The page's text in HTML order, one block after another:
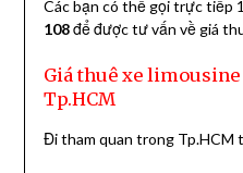
Các bạn có thể gọi trực tiếp
108để được tư vấn về giá
Giá thuê xe
Tp.HCM
Đi tham quan trong Tp.HCM